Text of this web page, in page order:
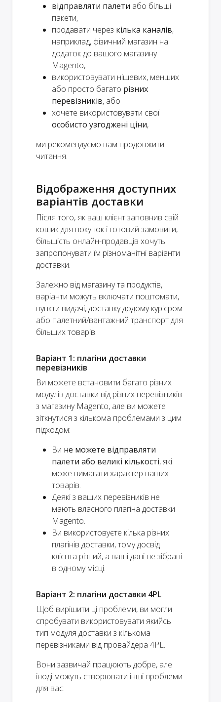
відправляти палети або більші
пакети,
продавати через кілька каналів,
наприклад, фізичний магазин на
додаток до вашого магазину
Magento,
використовувати нішевих, менших
або просто багато різних
перевізників, або
хочете використовувати свої
особисто узгоджені ціни,
ми рекомендуємо вам продовжити
читання.
Відображення доступних
варіантів доставки
Після того, як ваш клієнт заповнив свій
кошик для покупок і готовий замовити,
більшість онлайн-продавців хочуть
запропонувати їм різноманітні варіанти
доставки.
Залежно від магазину та продуктів,
варіанти можуть включати поштомати,
пункти видачі, доставку додому кур'єром
або палетний/вантажний транспорт для
більших товарів.
Варіант 1: плагіни доставки
перевізників
Ви можете встановити багато різних
модулів доставки від різних перевізників
з магазину Magento, але ви можете
зіткнутися з кількома проблемами з цим
підходом:
Ви не можете відправляти
палети або великі кількості, які
може вимагати характер ваших
товарів.
Деякі з ваших перевізників не
мають власного плагіна доставки
Magento.
Ви використовуєте кілька різних
плагінів доставки, тому досвід
клієнта різний, а ваші дані не зібрані
в одному місці.
Варіант 2: плагіни доставки 4PL
Щоб вирішити ці проблеми, ви могли
спробувати використовувати якийсь
тип модуля доставки з кількома
перевізниками від провайдера 4PL.
Вони зазвичай працюють добре, але
іноді можуть створювати інші проблеми
для вас: